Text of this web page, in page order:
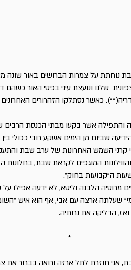
נוחתת על צמרות הברושים באור שונה
שלנו ונועצת עיני בפסי האור כשהם
כאשר נסתלקו הזהרורים
והתפילה אשר בקעו מבתי הכנסת
שביום מן הימים אשקע רובי ככולי
קרני השמש האחרונות של ערב שבת
המוגפים לקראת שבת,
ה"קבועות בחוק".
מרוסיה הלבנה וליטא, לא ידעה אפילו
שעלתה ארצה עם אבי, אף הוא איש
הדליקה את נרותיה.
*
חוזרת לתל ארזה ורואה בברור את